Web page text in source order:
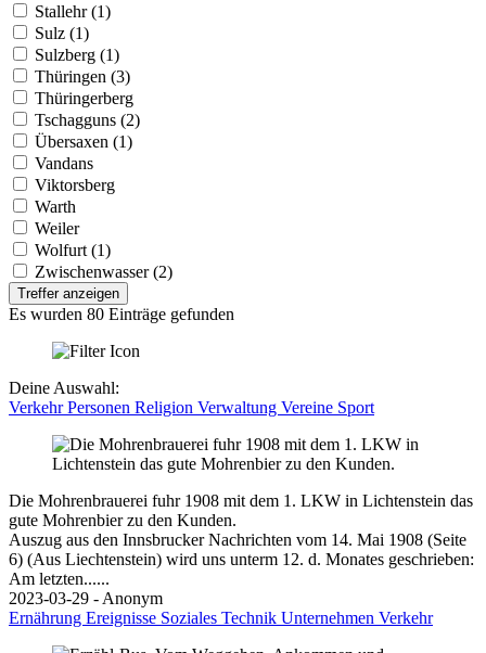
Stallehr (1)
Sulz (1)
Sulzberg (1)
Thüringen (3)
Thüringerberg
Tschagguns (2)
Übersaxen (1)
Vandans
Viktorsberg
Warth
Weiler
Wolfurt (1)
Zwischenwasser (2)
Treffer anzeigen
Es wurden 80 Einträge gefunden
Deine Auswahl:
VerkehrPersonen Religion Verwaltung Vereine Sport
Die Mohrenbrauerei fuhr 1908 mit dem 1. LKW in Lichtenstein das
gute Mohrenbier zu den Kunden.
Auszug aus den Innsbrucker Nachrichten vom 14. Mai 1908 (Seite
6) (Aus Liechtenstein) wird uns unterm 12. d. Monates geschrieben:
Am letzten......
2023-03-29 - Anonym
Ernährung Ereignisse Soziales Technik Unternehmen Verkehr